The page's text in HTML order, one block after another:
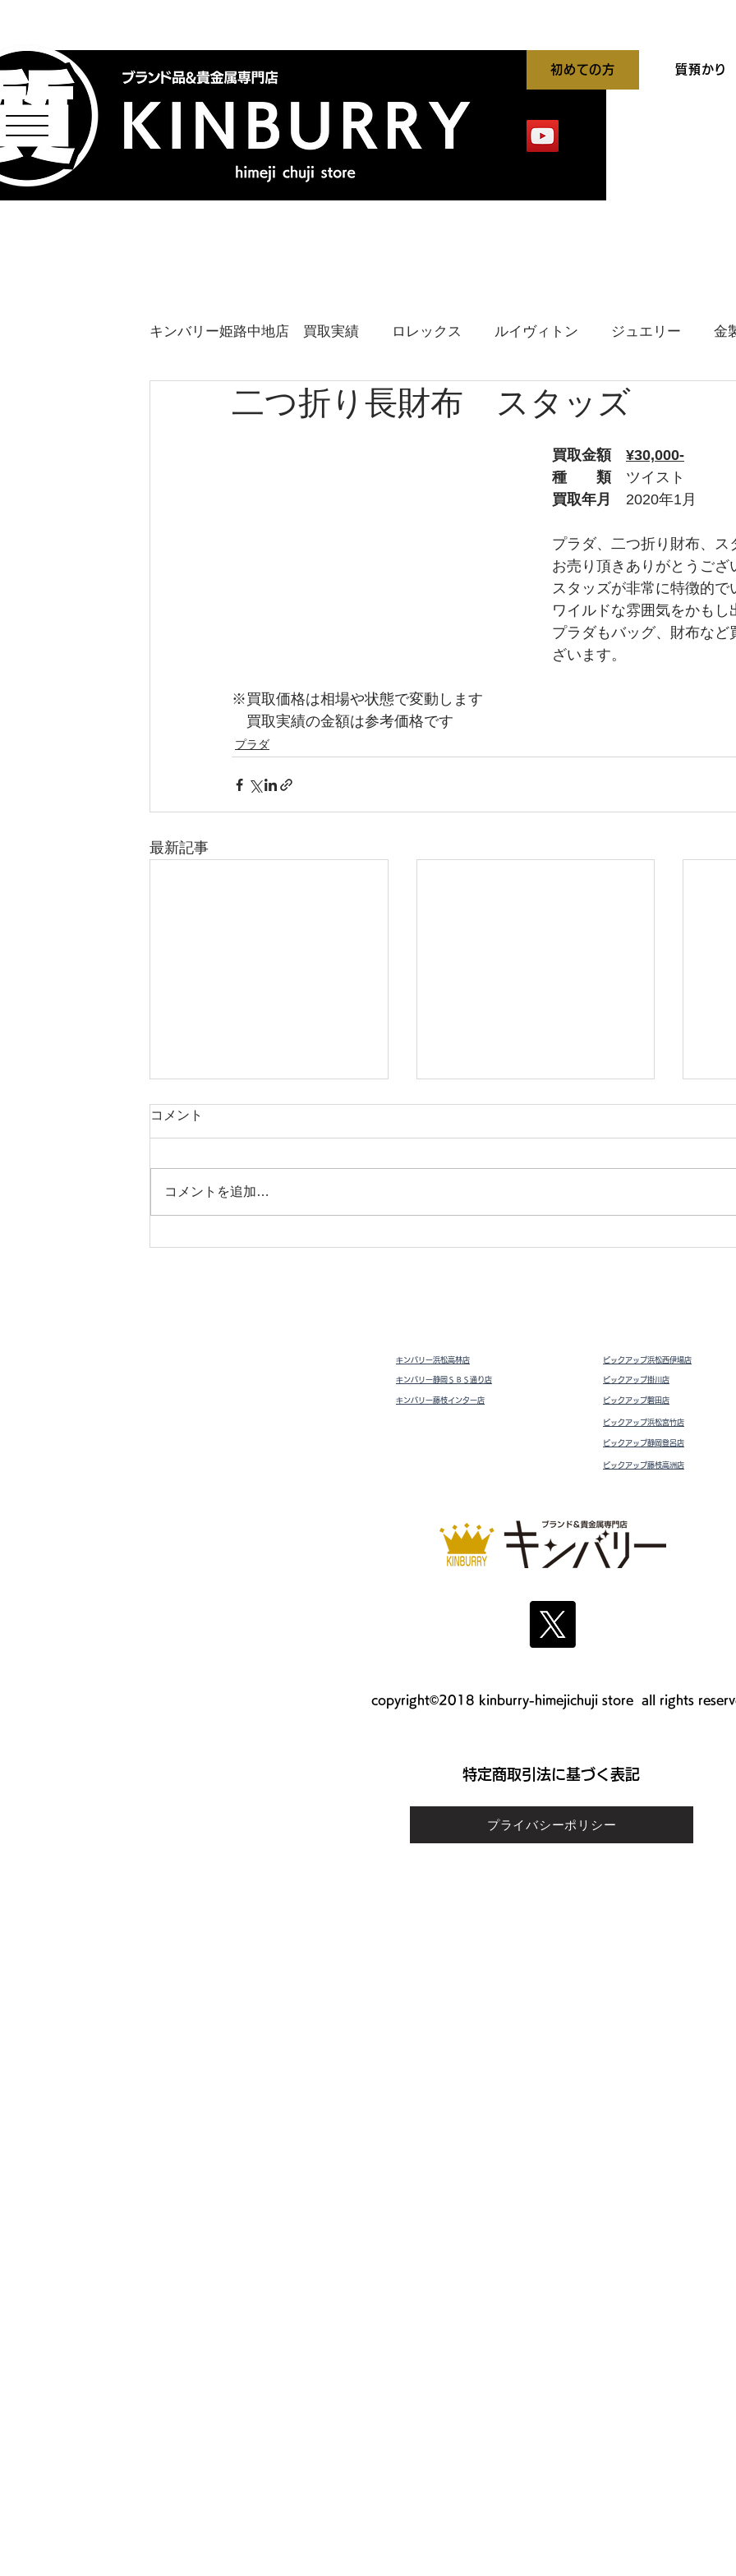
初めての方 質預かり
キンバリー姫路中地店 買取実績 ロレックス ルイヴィトン ジュエリー 金
エルメス カルティエ ブルガリ グッチ バーバリー
チューダー トムフォード
タグホイヤー ロエベ
二つ折り長財布 スタッズ
買取金額 ¥30,000-
種　　類 ツイスト
買取年月
2020年1月
プラダ、二つ折り財布、ス
お売り頂きありがとうござ
スタッズが非常に特徴的で
ワイルドな雰囲気をかもし
プラダもバッグ、財布など
ざいます。
※買取価格は相場や状態で変動します
買取実績の金額は参考価格です
プラダ
最新記事
キ
コメント
コメントを追加…
キンバリー浜松高林店
キンバリー静岡ＳＢＳ通り店
キンバリー藤枝インター店
ピックアップ浜松西伊場店
ピックアップ掛川 店
ピックアップ磐田店
ピックアップ浜松宮竹店
ピックアップ静岡登呂店
ピックアップ藤枝高洲店
copyright©2018 kinburry-himejichuji store all rights
​特定商取引法に基づく表記
プライバシーポリシー